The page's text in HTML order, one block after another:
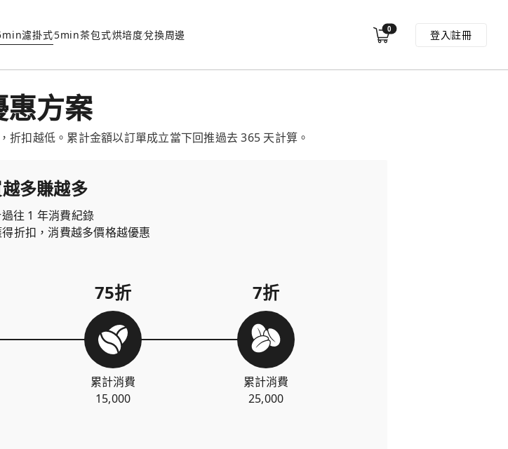
濾掛式5min茶包式烘培度兌換周邊 0 登入註冊
惠方案
折扣越低。累計金額以訂單成立當下回推過去 365 天計算。
多賺越多
往 1 年消費紀錄
折扣，消費越多價格越優惠
75折
累計消費
15,000
7折
累計消費
25,000